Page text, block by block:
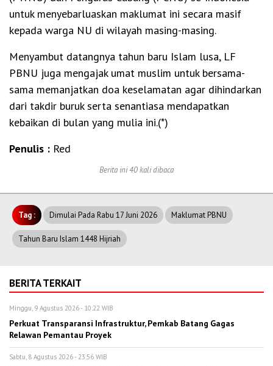
untuk menyebarluaskan maklumat ini secara masif
kepada warga NU di wilayah masing-masing.
Menyambut datangnya tahun baru Islam lusa, LF
PBNU juga mengajak umat muslim untuk bersama-
sama memanjatkan doa keselamatan agar dihindarkan
dari takdir buruk serta senantiasa mendapatkan
kebaikan di bulan yang mulia ini.(*)
Penulis : Red
Berita ini 40 kali dibaca
Tag : Dimulai Pada Rabu 17 Juni 2026 Maklumat PBNU
Tahun Baru Islam 1448 Hijriah
BERITA TERKAIT
Minggu, 9 Agustus 2026 - 10:22 WIB
Perkuat Transparansi Infrastruktur, Pemkab Batang Gagas
Relawan Pemantau Proyek
Sabtu, 8 Agustus 2026 - 23:56 WIB